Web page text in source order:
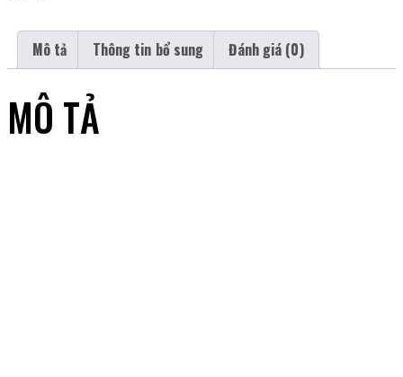
Mô tả Thông tin bổ sung Đánh giá (0)
MÔ TẢ